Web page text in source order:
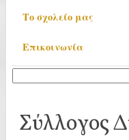
Το σχολείο μας
Επικοινωνία
Αναζήτηση
Σύλλογος